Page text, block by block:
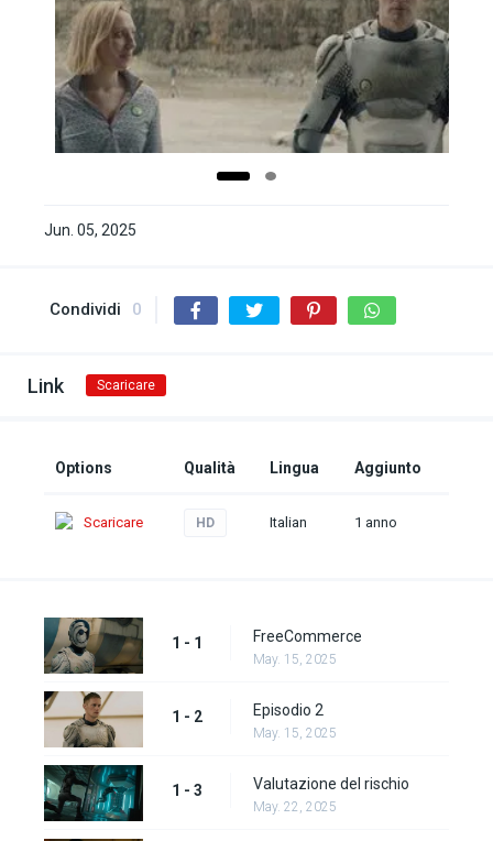
Jun. 05, 2025
Condividi 0
Link Scaricare
Options Qualità Lingua Aggiunto
Scaricare HD Italian 1 anno
1 - 1 FreeCommerce
May. 15, 2025
1 - 2 Episodio 2
May. 15, 2025
1 - 3 Valutazione del rischio
May. 22, 2025